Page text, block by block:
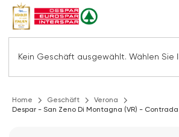
Home Geschäft
Verona
Despar - San Zeno Di Montagna (VR) -